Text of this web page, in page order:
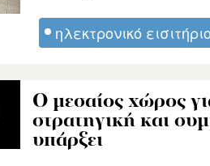
ηλεκτρονικό εισιτήριο
Ο μεσαίος χώρος
στρατηγική και
υπάρξει